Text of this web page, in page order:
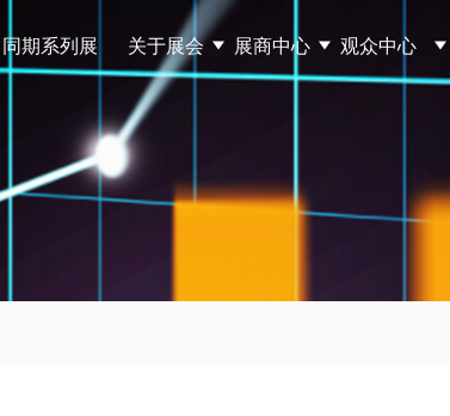
同期系列展 关于展会 展商中心 观众中心